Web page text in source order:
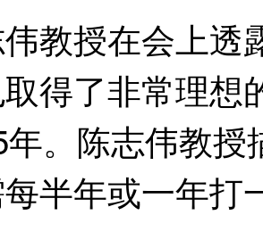
授在会上透
得了非常理想
。陈志伟教
半年或一年打